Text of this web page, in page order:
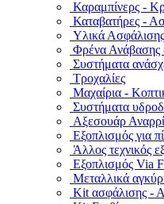
Καραμπίνερς -
Καταβατήρες -
Υλικά
Φρένα Ανάβασης
Συστήματα
Τροχαλίες
Μαχαίρια -
Συστήματα
Αξεσουάρ
Εξοπλισμός για
Άλλος τεχνικός
Εξοπλισμός Via
Μεταλλικά
Kit ασφάλισης -